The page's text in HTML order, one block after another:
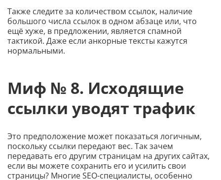
Также следите за количеством ссылок, наличие
большого числа ссылок в одном абзаце или, что
ещё хуже, в предложении, является спамной
тактикой. Даже если анкорные тексты кажутся
нормальными.
Миф № 8. Исходящие
ссылки уводят трафик
Это предположение может показаться логичным,
поскольку ссылки передают вес. Так зачем
передавать его другим страницам на других сайтах,
если вы можете сохранить его и усилить свои
страницы? Многие SEO-специалисты, особенно